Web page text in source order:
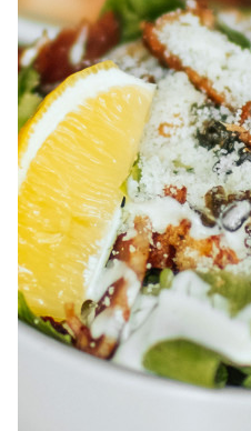
À PROPOS EMPLOIS EN
TRAITEUR ÉVÉNEMENTIEL
DONNER VOTRE OPINION